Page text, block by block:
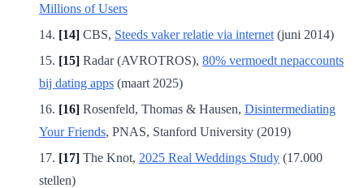
Millions of Users
[14] CBS, Steeds vaker relatie via internet (juni 2014)
[15] Radar (AVROTROS), 80% vermoedt nepaccounts
bij dating apps (maart 2025)
[16] Rosenfeld, Thomas & Hausen, Disintermediating
Your Friends, PNAS, Stanford University (2019)
[17] The Knot, 2025 Real Weddings Study (17.000
stellen)